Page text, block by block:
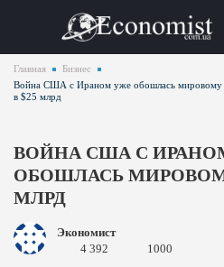
Главная
Бизнес
Война США с Ираном уже обошлась мировому
в $25 млрд
ВОЙНА США С
ОБОШЛАСЬ
МЛРД
Экономист
4 392
1000